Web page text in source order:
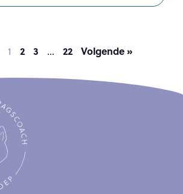
1 2 3 … 22 Volgende »